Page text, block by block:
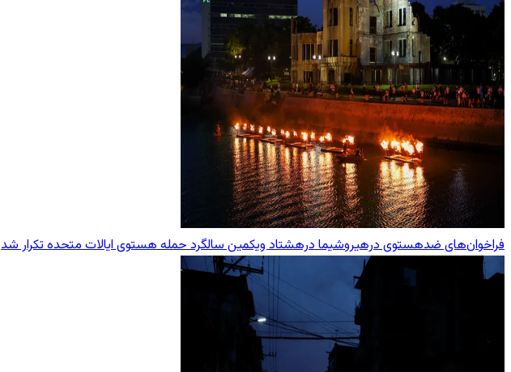
فراخوان‌های ضدهستوی درهیروشیما درهشتاد ویکمین سالگرد حمله هستوی ایالات متحده تکرار شد